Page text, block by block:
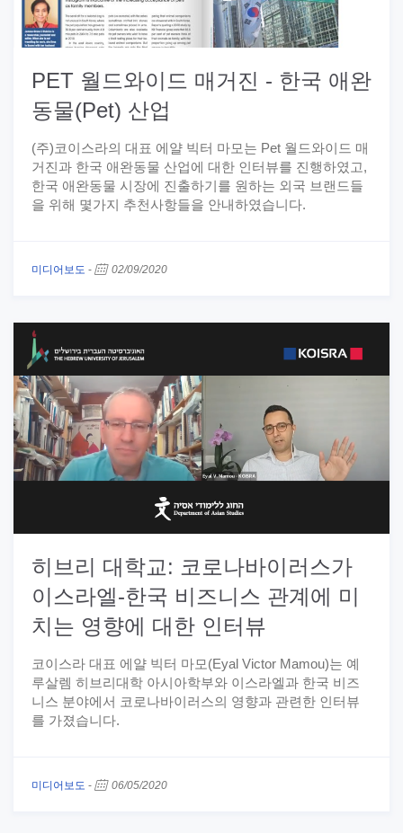
PET 월드와이드 매거진 - 한국 애완
동물(Pet) 산업
(주)코이스라의 대표 에얄 빅터 마모는 Pet 월드와이드 매
거진과 한국 애완동물 산업에 대한 인터뷰를 진행하였고,
한국 애완동물 시장에 진출하기를 원하는 외국 브랜드들
을 위해 몇가지 추천사항들을 안내하였습니다.
미디어보도 - 02/09/2020
히브리 대학교: 코로나바이러스가
이스라엘-한국 비즈니스 관계에 미
치는 영향에 대한 인터뷰
코이스라 대표 에얄 빅터 마모(Eyal Victor Mamou)는 예
루살렘 히브리대학 아시아학부와 이스라엘과 한국 비즈
니스 분야에서 코로나바이러스의 영향과 관련한 인터뷰
를 가졌습니다.
미디어보도 - 06/05/2020